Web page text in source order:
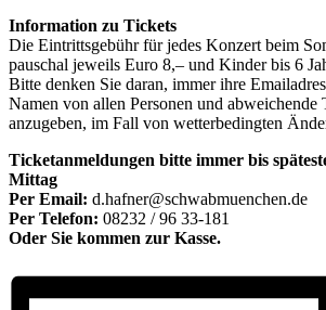
Information zu Tickets
Die Eintrittsgebühr für jedes Konzert beim
pauschal jeweils Euro 8,– und Kinder bis 6
Bitte denken Sie daran, immer ihre
Namen von allen Personen und abweichende
anzugeben, im Fall von wetterbedingten
Ticketanmeldungen bitte immer bis
Mittag
Per Email: d.hafner@schwabmuenchen.de
Per Telefon: 08232 / 96 33-181
Oder Sie kommen zur Kasse.